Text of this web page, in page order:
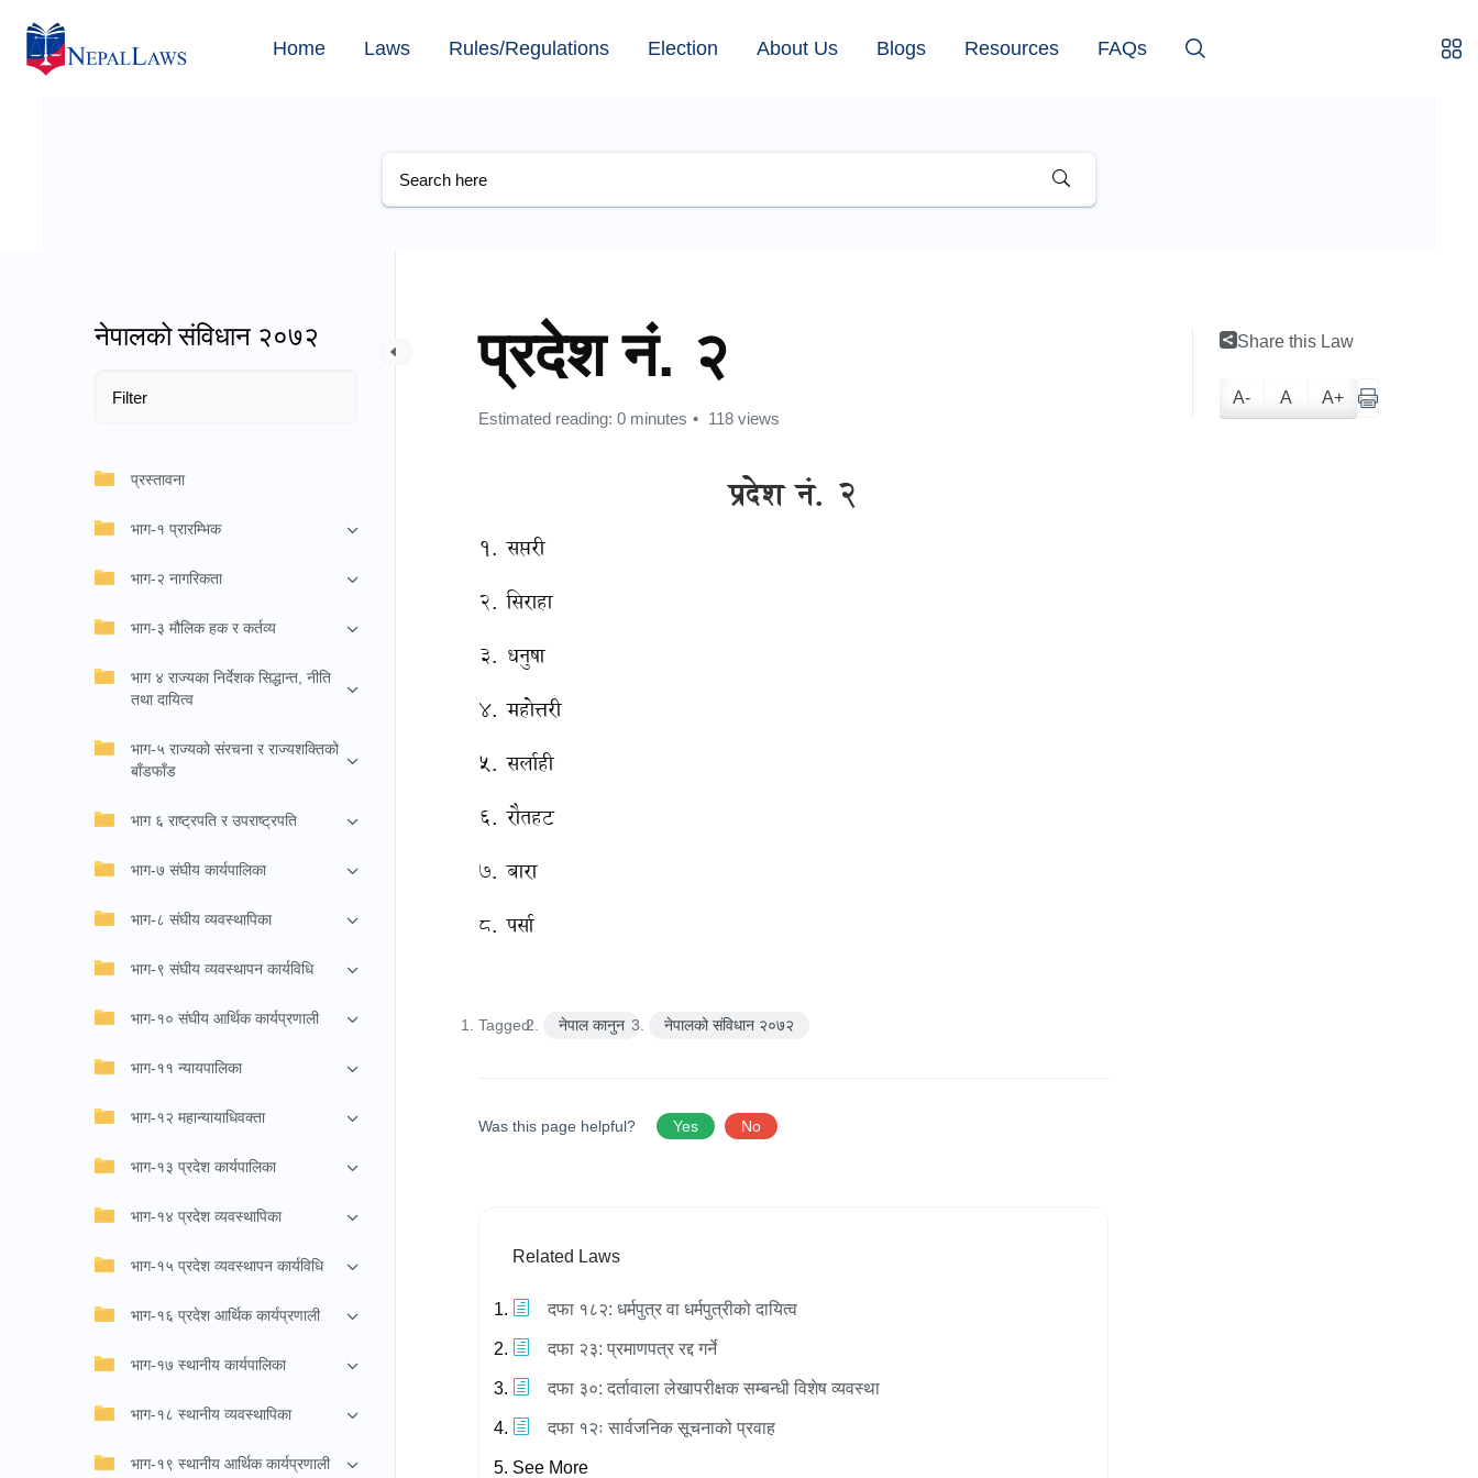
Home Laws Rules/Regulations Election About Us Blogs Resources FAQs
नेपालको संविधान २०७२
प्रस्तावना
भाग-१ प्रारम्भिक
भाग-२ नागरिकता
भाग-३ मौलिक हक र कर्तव्य
भाग ४ राज्यका निर्देशक सिद्धान्त, नीति
तथा दायित्व
भाग-५ राज्यको संरचना र राज्यशक्तिको
बाँडफाँड
भाग ६ राष्ट्रपति र उपराष्ट्रपति
भाग-७ संघीय कार्यपालिका
भाग-८ संघीय व्यवस्थापिका
भाग-९ संघीय व्यवस्थापन कार्यविधि
भाग-१० संघीय आर्थिक कार्यप्रणाली
भाग-११ न्यायपालिका
भाग-१२ महान्यायाधिवक्ता
भाग-१३ प्रदेश कार्यपालिका
भाग-१४ प्रदेश व्यवस्थापिका
भाग-१५ प्रदेश व्यवस्थापन कार्यविधि
भाग-१६ प्रदेश आर्थिक कार्यप्रणाली
भाग-१७ स्थानीय कार्यपालिका
भाग-१८ स्थानीय व्यवस्थापिका
भाग-१९ स्थानीय आर्थिक कार्यप्रणाली
प्रदेश नं. २
Estimated reading: 0 minutes 118 views
प्रदेश नं. २
१. सप्तरी
२. सिराहा
३. धनुषा
४. महोत्तरी
५. सर्लाही
६. रौतहट
७. बारा
८. पर्सा
Tagged: नेपाल कानुन नेपालको संविधान २०७२
Was this page helpful? Yes No
Related Laws
दफा १८२: धर्मपुत्र वा धर्मपुत्रीको दायित्व
दफा २३: प्रमाणपत्र रद्द गर्ने
दफा ३०: दर्तावाला लेखापरीक्षक सम्बन्धी विशेष व्यवस्था
दफा १२ः सार्वजनिक सूचनाको प्रवाह
See More
Share this Law
A- A A+